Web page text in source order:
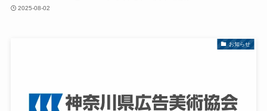
2025-08-02
お知らせ